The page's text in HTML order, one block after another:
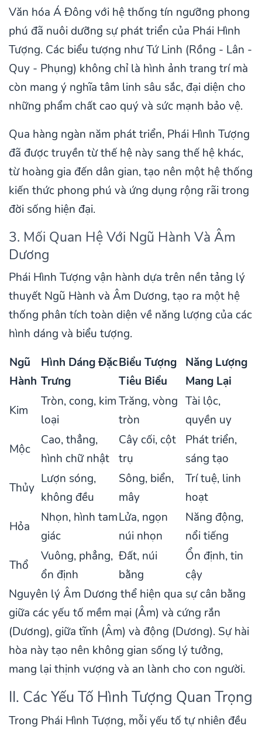
Văn hóa Á Đông với hệ thống tín ngưỡng phong
phú đã nuôi dưỡng sự phát triển của Phái Hình
Tượng. Các biểu tượng như Tứ Linh (Rồng - Lân -
Quy - Phụng) không chỉ là hình ảnh trang trí mà
còn mang ý nghĩa tâm linh sâu sắc, đại diện cho
những phẩm chất cao quý và sức mạnh bảo vệ.
Qua hàng ngàn năm phát triển, Phái Hình Tượng
đã được truyền từ thế hệ này sang thế hệ khác,
từ hoàng gia đến dân gian, tạo nên một hệ thống
kiến thức phong phú và ứng dụng rộng rãi trong
đời sống hiện đại.
3. Mối Quan Hệ Với Ngũ Hành Và Âm
Dương
Phái Hình Tượng vận hành dựa trên nền tảng lý
thuyết Ngũ Hành và Âm Dương, tạo ra một hệ
thống phân tích toàn diện về năng lượng của các
hình dáng và biểu tượng.
Ngũ
Hành
Hình Dáng Đặc
Trưng
Biểu Tượng
Tiêu Biểu
Năng Lượng
Mang Lại
Kim
Tròn, cong, kim
loại
Trăng, vòng
tròn
Tài lộc,
quyền uy
Mộc
Cao, thẳng,
hình chữ nhật
Cây cối, cột
trụ
Phát triển,
sáng tạo
Thủy
Lượn sóng,
không đều
Sông, biển,
mây
Trí tuệ, linh
hoạt
Hỏa
Nhọn, hình tam
giác
Lửa, ngọn
núi nhọn
Năng động,
nổi tiếng
Thổ
Vuông, phẳng,
ổn định
Đất, núi
bằng
Ổn định, tin
cậy
Nguyên lý Âm Dương thể hiện qua sự cân bằng
giữa các yếu tố mềm mại (Âm) và cứng rắn
(Dương), giữa tĩnh (Âm) và động (Dương). Sự hài
hòa này tạo nên không gian sống lý tưởng,
mang lại thịnh vượng và an lành cho con người.
II. Các Yếu Tố Hình Tượng Quan Trọng
Trong Phái Hình Tượng, mỗi yếu tố tự nhiên đều